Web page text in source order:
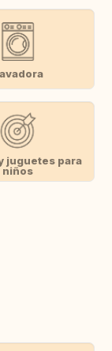
juguetes para
niños